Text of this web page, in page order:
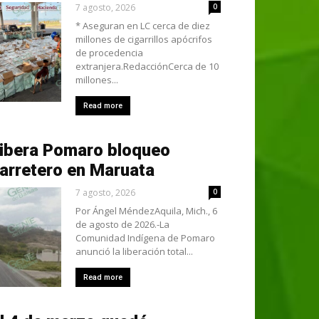
7 agosto, 2026 0
* Aseguran en LC cerca de diez
millones de cigarrillos apócrifos
de procedencia
extranjera.RedacciónCerca de 10
millones...
Read more
Pomaro bloqueo
en Maruata
7 agosto, 2026 0
Por Ángel MéndezAquila, Mich., 6
de agosto de 2026.-La
Comunidad Indígena de Pomaro
anunció la liberación total...
Read more